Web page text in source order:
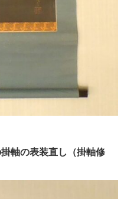
軸の表装直し（掛軸修